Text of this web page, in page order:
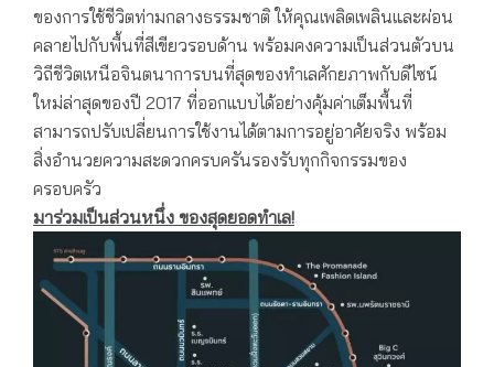
ของการใช้ชีวิตท่ามกลางธรรมชาติ ให้คุณเพลิดเพลินและผ่อน
คลายไปกับพื้นที่สีเขียวรอบด้าน พร้อมคงความเป็นส่วนตัวบน
วิถีชีวิตเหนือจินตนาการบนที่สุดของทำเลศักยภาพกับดีไซน์
ใหม่ล่าสุดของปี 2017 ที่ออกแบบได้อย่างคุ้มค่าเต็มพื้นที่
สามารถปรับเปลี่ยนการใช้งานได้ตามการอยู่อาศัยจริง พร้อม
สิ่งอำนวยความสะดวกครบครันรองรับทุกกิจกรรมของ
ครอบครัว
มาร่วมเป็นส่วนหนึ่ง ของสุดยอดทำเล!